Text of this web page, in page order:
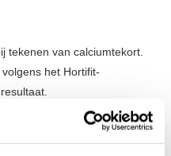
tekenen van calciumtekort.
het Hortifit-
product-